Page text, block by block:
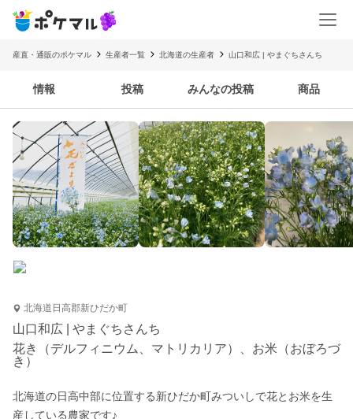
産直・通販のポケマル 生産者一覧 北海道の生産者 山口和広 | やまぐちさんち
情報 投稿 みんなの投稿 商品
北海道日高郡新ひだか町
山口和広 | やまぐちさんち
花き（デルフィニウム、マトリカリア）、お米（おぼろづ
き）
北海道の日高中部に位置する新ひだか町みついしで花とお米を生
産している農家です♪